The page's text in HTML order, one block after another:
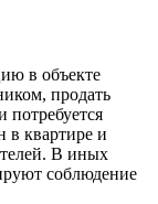
в объекте
продать
потребуется
в квартире и
В иных
соблюдение